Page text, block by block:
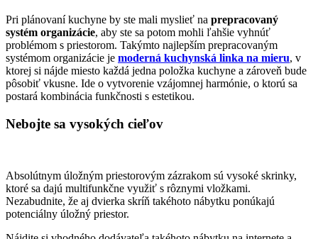
Pri plánovaní kuchyne by ste mali myslieť na prepracovaný
systém organizácie, aby ste sa potom mohli ľahšie vyhnúť
problémom s priestorom. Takýmto najlepším prepracovaným
systémom organizácie je moderná kuchynská linka na mieru, v
ktorej si nájde miesto každá jedna položka kuchyne a zároveň bude
pôsobiť vkusne. Ide o vytvorenie vzájomnej harmónie, o ktorú sa
postará kombinácia funkčnosti s estetikou.
Nebojte sa vysokých cieľov
Absolútnym úložným priestorovým zázrakom sú vysoké skrinky,
ktoré sa dajú multifunkčne využiť s rôznymi vložkami.
Nezabudnite, že aj dvierka skríň takéhoto nábytku ponúkajú
potenciálny úložný priestor.